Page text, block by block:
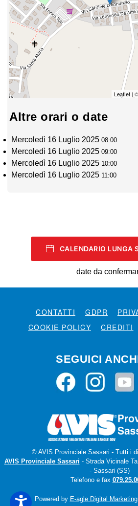
Leaflet| ©
Altre orari o date
Mercoledì 16 Luglio 202508:00
Mercoledì 16 Luglio 202509:00
Mercoledì 16 Luglio 2025 10:00
Mercoledì 16 Luglio 2025 11:00
CALENDARIO LUNGA
date da
CONTATTI GDPR
COOKIE POLICY
CREDITI
SEGUICI
© AVIS Provinciale Sassari - Tutti i
AVIS Provinciale Sassari - Strada Vicinale
- Sassari (SS)
Telefono e fax
Powered by E-agle Digital Marketing